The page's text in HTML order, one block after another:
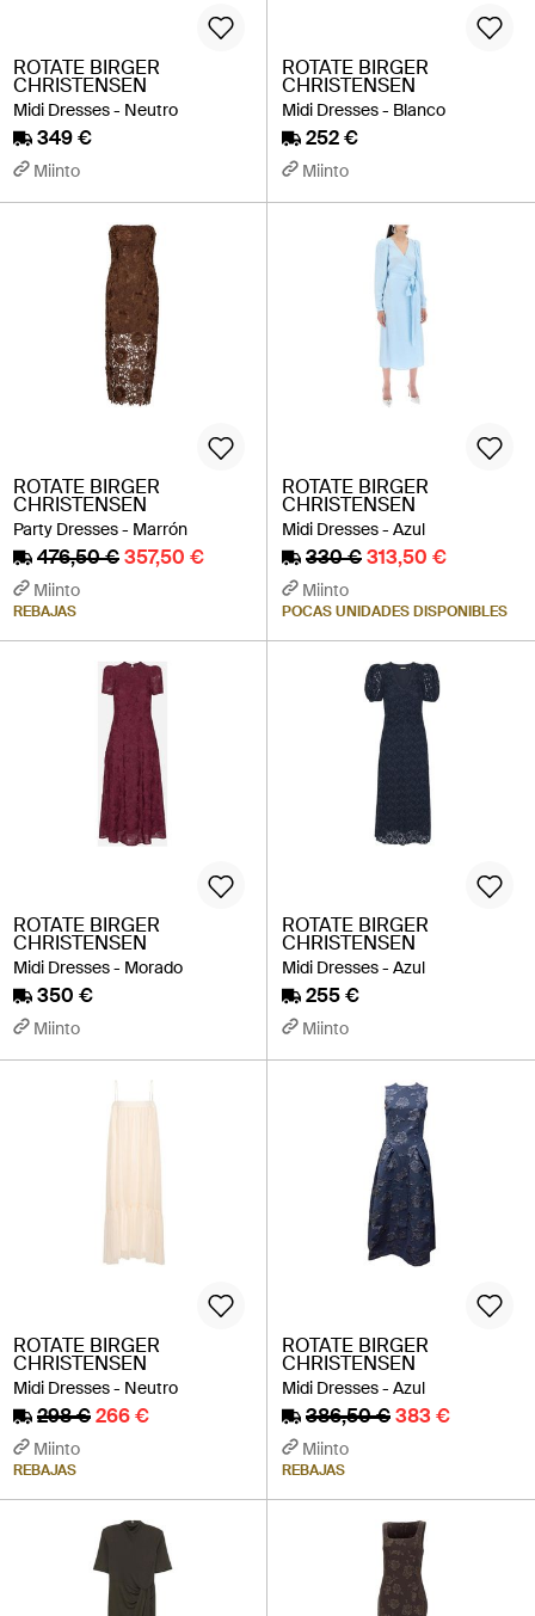
ROTATE BIRGER
CHRISTENSEN
Midi Dresses - Neutro
349 €
Miinto
ROTATE BIRGER
CHRISTENSEN
Midi Dresses - Blanco
252 €
Miinto
ROTATE BIRGER
CHRISTENSEN
Party Dresses - Marrón
476,50 €357,50 €
Miinto
REBAJAS
ROTATE BIRGER
CHRISTENSEN
Midi Dresses - Azul
330 €313,50 €
Miinto
POCAS UNIDADES DISPONIBLES
ROTATE BIRGER
CHRISTENSEN
Midi Dresses - Morado
350 €
Miinto
ROTATE BIRGER
CHRISTENSEN
Midi Dresses - Azul
255 €
Miinto
ROTATE BIRGER
CHRISTENSEN
Midi Dresses - Neutro
298 €266 €
Miinto
REBAJAS
ROTATE BIRGER
CHRISTENSEN
Midi Dresses - Azul
386,50 €383 €
Miinto
REBAJAS